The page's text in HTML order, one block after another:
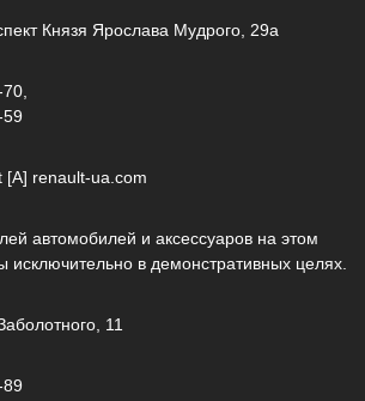
Князя Ярослава Мудрого, 29а
70
[A] renault-ua.com
автомобилей и аксессуаров на этом
исключительно в демонстративных целях.
11